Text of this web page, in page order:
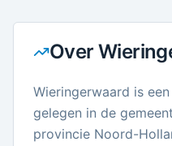
Over
Wieringerwaard is
gelegen in de
provincie Noord-